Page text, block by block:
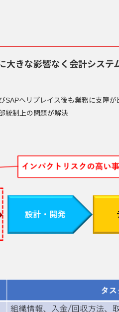
大きな影響なく会計シス
SAPへリプレイス後も業務に支障
統制上の問題が解決